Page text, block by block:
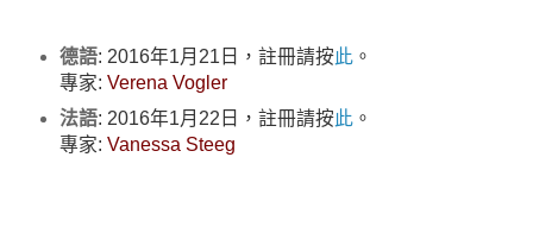
德語: 2016年1月21日，註冊請按此。
專家: Verena Vogler
法語: 2016年1月22日 ，註冊請按此。
專家: Vanessa Steeg